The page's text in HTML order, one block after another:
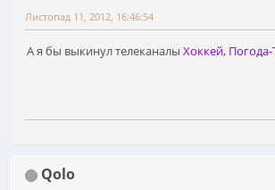
Листопад 11, 2012, 16:46:54
А я бы выкинул телеканалы Хоккей,
Qolo